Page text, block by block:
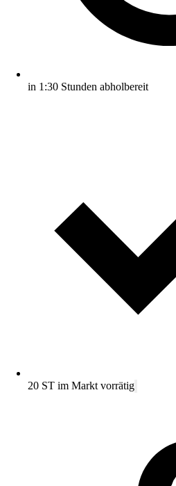
in 1:30 Stunden abholbereit
20 ST im Markt vorrätig